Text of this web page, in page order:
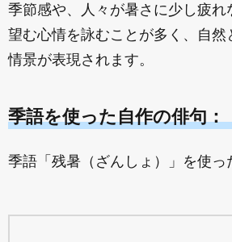
季節感や、人々が暑さに少し疲れ
望む心情を詠むことが多く、自然
情景が表現されます。
季語を使った自作の俳句：
季語「残暑（ざんしょ）」を使っ